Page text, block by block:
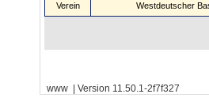
Verein Westdeutscher
www | Version 11.50.1-2f7f327